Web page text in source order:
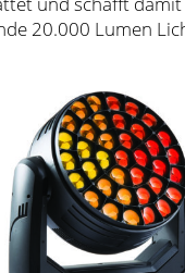
20.000 Lumen